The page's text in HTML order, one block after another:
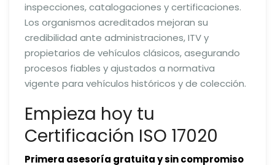
inspecciones, catalogaciones y certificaciones.
Los organismos acreditados mejoran su
credibilidad ante administraciones, ITV y
propietarios de vehículos clásicos, asegurando
procesos fiables y ajustados a normativa
vigente para vehículos históricos y de colección.
Empieza hoy tu
Certificación ISO 17020
Primera asesoría gratuita y sin compromiso